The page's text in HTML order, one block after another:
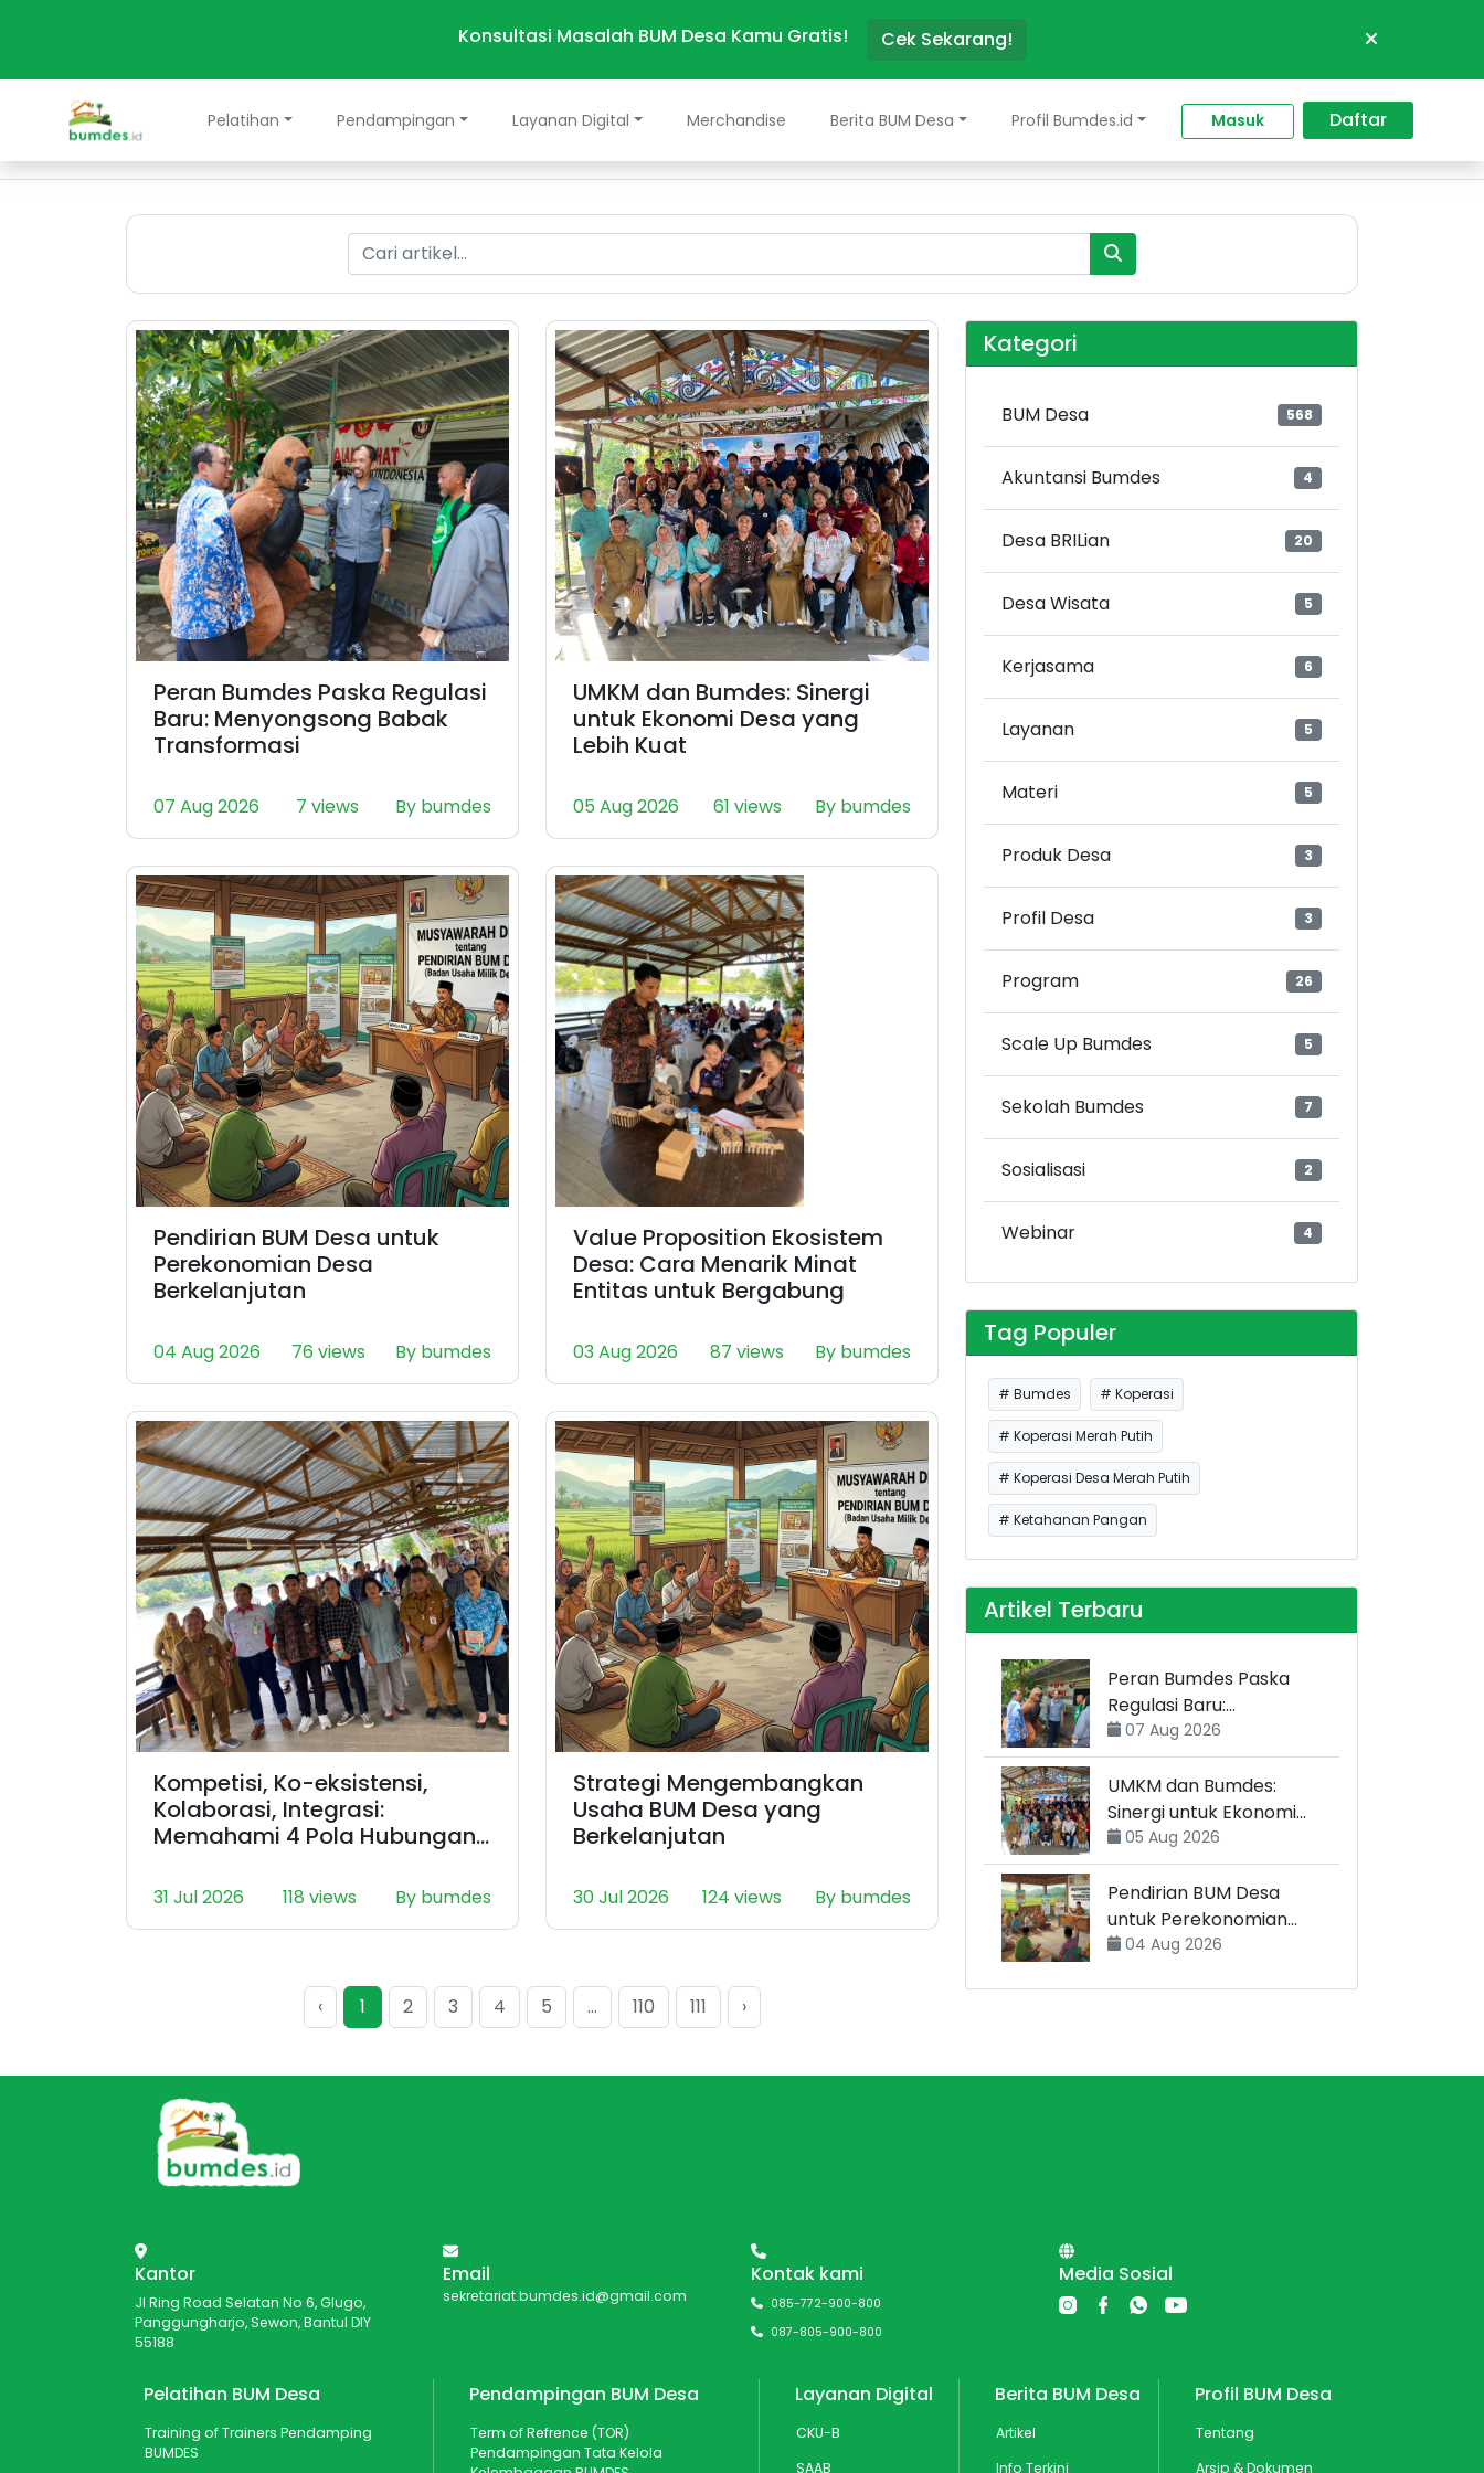
Konsultasi Masalah BUM Desa Kamu Gratis! Cek Sekarang!
Pelatihan Pendampingan Layanan Digital Merchandise Berita BUM Desa Profil Bumdes.id Masuk Daftar
Peran Bumdes Paska Regulasi
Baru: Menyongsong Babak
Transformasi
07 Aug 2026 7 views By bumdes
UMKM dan Bumdes: Sinergi
untuk Ekonomi Desa yang
Lebih Kuat
05 Aug 2026 61 views By bumdes
Pendirian BUM Desa untuk
Perekonomian Desa
Berkelanjutan
04 Aug 2026 76 views By bumdes
Value Proposition Ekosistem
Desa: Cara Menarik Minat
Entitas untuk Bergabung
03 Aug 2026 87 views By bumdes
Kompetisi, Ko-eksistensi,
Kolaborasi, Integrasi:
Memahami 4 Pola Hubungan
31 Jul 2026 118 views By bumdes
Strategi Mengembangkan
Usaha BUM Desa yang
Berkelanjutan
30 Jul 2026 124 views By bumdes
‹ 1 2 3 4 5 ... 110 111 ›
Kategori
BUM Desa 568
Akuntansi Bumdes 4
Desa BRILian 20
Desa Wisata 5
Kerjasama 6
Layanan 5
Materi 5
Produk Desa 3
Profil Desa 3
Program 26
Scale Up Bumdes 5
Sekolah Bumdes 7
Sosialisasi 2
Webinar 4
Tag Populer
# Bumdes # Koperasi
# Koperasi Merah Putih
# Koperasi Desa Merah Putih
# Ketahanan Pangan
Artikel Terbaru
Peran Bumdes Paska
Regulasi Baru:
Menyongsong Babak
Transformasi
07 Aug 2026
UMKM dan Bumdes:
Sinergi untuk Ekonomi
Desa yang Lebih Kuat
05 Aug 2026
Pendirian BUM Desa
untuk Perekonomian
Desa Berkelanjutan
04 Aug 2026
Kantor
Jl Ring Road Selatan No 6, Glugo,
Panggungharjo, Sewon, Bantul DIY
55188
Email
sekretariat.bumdes.id@gmail.com
Kontak kami
085-772-900-800
087-805-900-800
Media Sosial
Pelatihan BUM Desa
Training of Trainers Pendamping
BUMDES
Pendampingan BUM Desa
Term of Refrence (TOR)
Pendampingan Tata Kelola
Layanan Digital
CKU-B
SAAB
Berita BUM Desa
Artikel
Info Terkini
Profil BUM Desa
Tentang
Arsip & Dokumen